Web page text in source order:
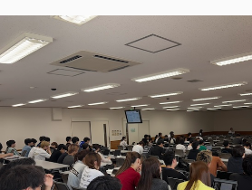
関連法人
教職員募集
役員・評議員一覧
キャンパス案内
研究活動における不正行為の防止等
大学広報誌「TFU Newsletter 東北
初年次教育（リエゾンゼミⅠ）につ
リエゾンゼミ・ナビ（テキスト等）
お役立ち情報（リンク集）
放射線モニタリング測定結果（国見
事業計画／財務・事業報告
大学評価
IR情報
学校教育法施行規則第172条の2に
教職課程における情報の公表
学部・学科等設置計画履行状況報告
リハビリテーション学科
医療経営管理学科
情報福祉マネジメント学科
仏教専修科
大学院
大学院
総合福祉学研究科 社会福祉学専攻
通信教育部
東北福祉大学のキャリアサポート
進路・就職支援
東北福祉大学のキャリア教育
採用ご担当者様へ
採用ご担当者様へ
センター長の挨拶
求人の受付について
単独学内説明会のご案内
在学生の方
在学生の方
資格取得報奨制度について
東北福祉大学求人・インターンシッ
卒業生の方
卒業生の方
文化会・文化系サークル紹介
大学指定団体紹介
交換留学生 Exchange
海外留学・研修
外国人在学生
Prospective Students
社
東北福祉大学の研究活動
東北福祉大学の研究活動
東北福祉大学の研究紹介
共同研究等をご検討の皆様へ
東北福祉大学の紀要・リポジ
東北福祉大学の紀要・リポジトリ
産学・産学官連携
生涯教育・キャリア教育
生涯教
生涯学習・社会人講座
月例TFU実学臨床研究セミナー
関連法人
取材について